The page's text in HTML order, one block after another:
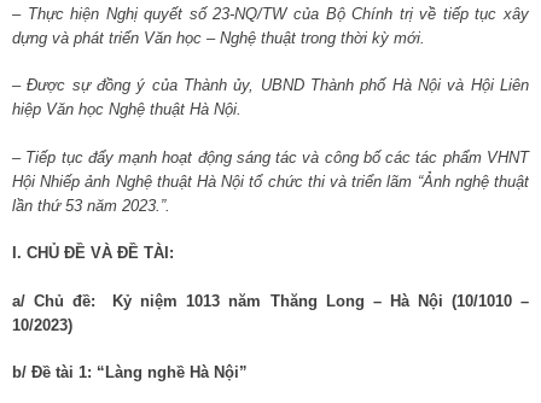
– Thực hiện Nghị quyết số 23-NQ/TW của Bộ Chính trị về tiếp tục xây
dựng và phát triển Văn học – Nghệ thuật trong thời kỳ mới.
– Được sự đồng ý của Thành ủy, UBND Thành phố Hà Nội và Hội Liên
hiệp Văn học Nghệ thuật Hà Nội.
– Tiếp tục đẩy mạnh hoạt động sáng tác và công bố các tác phẩm VHNT
Hội Nhiếp ảnh Nghệ thuật Hà Nội tổ chức thi và triển lãm “Ảnh nghệ thuật
lần thứ 53 năm 2023.”.
I. CHỦ ĐỀ VÀ ĐỀ TÀI:
a/ Chủ đề: Kỷ niệm 1013 năm Thăng Long – Hà Nội (10/1010 –
10/2023)
b/ Đề tài 1: “Làng nghề Hà Nội”